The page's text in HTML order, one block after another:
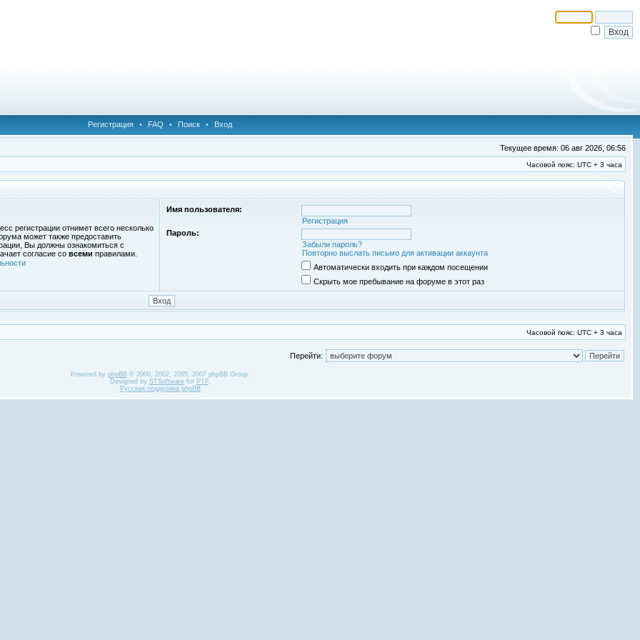
Регистрация • FAQ • Поиск • Вход
Текущее время: 06 авг 2026, 06:56
Часовой пояс: UTC + 3 часа
регистрации отнимет всего несколько
может также предоставить
Вы должны ознакомиться с
согласие со всеми правилами.
Имя пользователя:
Регистрация
Пароль:
Забыли пароль?
Повторно выслать письмо для активации аккаунта
Автоматически входить при каждом посещении
Скрыть мое пребывание на форуме в этот раз
Часовой пояс: UTC + 3 часа
Перейти:
Powered by phpBB© 2000, 2002, 2005, 2007 phpBB Group.
Designed by STSoftwarefor PTF.
Русская поддержка phpBB